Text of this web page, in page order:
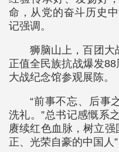
命，从党的奋斗历史
记强调。
狮脑山上，百团大
正值全民族抗战爆发
大战纪念馆参观展陈。
“前事不忘、后事
洗礼。”总书记感慨系
赓续红色血脉，树立
正、光荣自豪的中国人”